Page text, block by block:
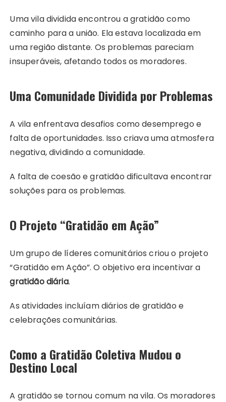
Uma vila dividida encontrou a gratidão como
caminho para a união. Ela estava localizada em
uma região distante. Os problemas pareciam
insuperáveis, afetando todos os moradores.
Uma Comunidade Dividida por Problemas
A vila enfrentava desafios como desemprego e
falta de oportunidades. Isso criava uma atmosfera
negativa, dividindo a comunidade.
A falta de coesão e gratidão dificultava encontrar
soluções para os problemas.
O Projeto “Gratidão em Ação”
Um grupo de líderes comunitários criou o projeto
“Gratidão em Ação”. O objetivo era incentivar a
gratidão diária.
As atividades incluíam diários de gratidão e
celebrações comunitárias.
Como a Gratidão Coletiva Mudou o
Destino Local
A gratidão se tornou comum na vila. Os moradores